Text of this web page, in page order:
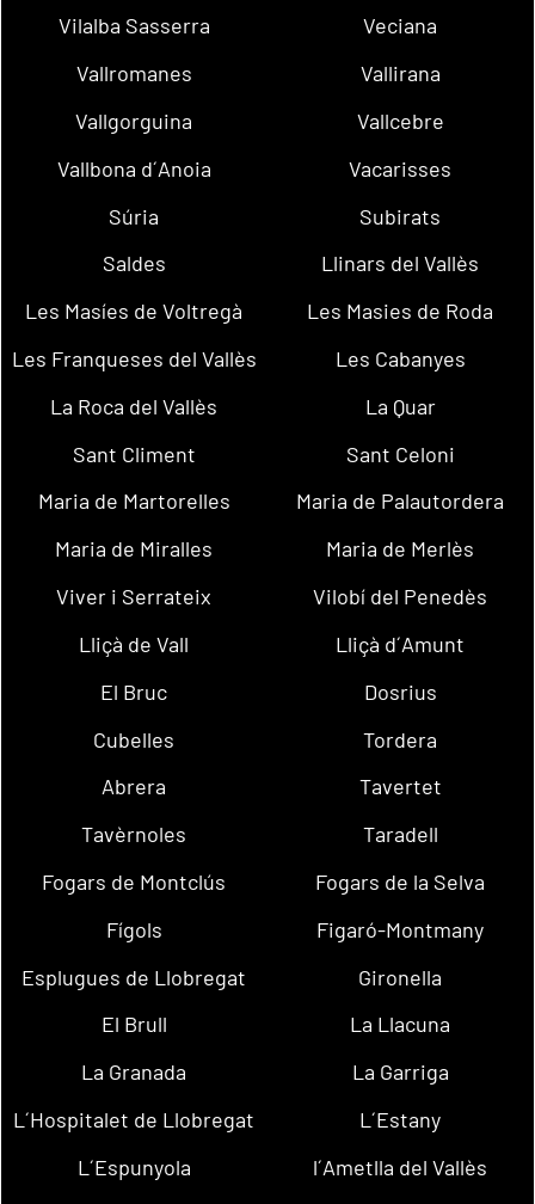
Vilalba Sasserra
Veciana
Vallromanes
Vallirana
Vallgorguina
Vallcebre
Vallbona d´Anoia
Vacarisses
Súria
Subirats
Saldes
Llinars del Vallès
Les Masíes de Voltregà
Les Masies de Roda
Les Franqueses del Vallès
Les Cabanyes
La Roca del Vallès
La Quar
Sant Climent
Sant Celoni
Maria de Martorelles
Maria de Palautordera
Maria de Miralles
Maria de Merlès
Viver i Serrateix
Vilobí del Penedès
Lliçà de Vall
Lliçà d´Amunt
El Bruc
Dosrius
Cubelles
Tordera
Abrera
Tavertet
Tavèrnoles
Taradell
Fogars de Montclús
Fogars de la Selva
Fígols
Figaró-Montmany
Esplugues de Llobregat
Gironella
El Brull
La Llacuna
La Granada
La Garriga
L´Hospitalet de Llobregat
L´Estany
L´Espunyola
l´Ametlla del Vallès